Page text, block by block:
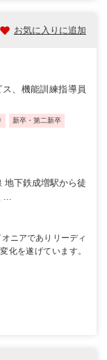
お気に入りに追加
、機能訓練指導員
新卒・第二新卒
地下鉄成増駅から徒
...
ニアでありリーディ
化を遂げています。